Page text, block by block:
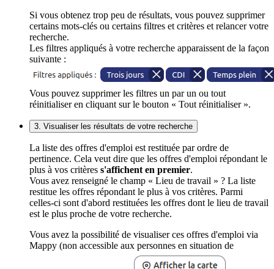
Si vous obtenez trop peu de résultats, vous pouvez supprimer
certains mots-clés ou certains filtres et critères et relancer votre
recherche.
Les filtres appliqués à votre recherche apparaissent de la façon
suivante :
Vous pouvez supprimer les filtres un par un ou tout
réinitialiser en cliquant sur le bouton « Tout réinitialiser ».
3. Visualiser les résultats de votre recherche
La liste des offres d'emploi est restituée par ordre de
pertinence. Cela veut dire que les offres d'emploi répondant le
plus à vos critères s'affichent en premier.
Vous avez renseigné le champ « Lieu de travail » ? La liste
restitue les offres répondant le plus à vos critères. Parmi
celles-ci sont d'abord restituées les offres dont le lieu de travail
est le plus proche de votre recherche.
Vous avez la possibilité de visualiser ces offres d'emploi via
Mappy (non accessible aux personnes en situation de